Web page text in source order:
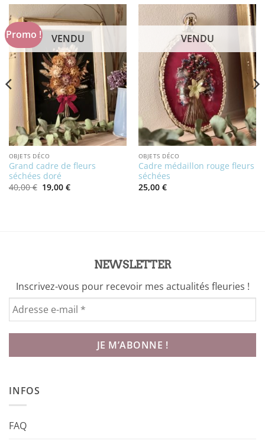
Promo ! VENDU
OBJETS DÉCO
Grand cadre de fleurs
séchées doré
40,00€ Le
prix
19,00 €Le
prix
VENDU
OBJETS DÉCO
Cadre médaillon rouge fleurs
séchées
25,00 €
NEWSLETTER
Inscrivez-vous pour recevoir mes actualités fleuries !
INFOS
FAQ